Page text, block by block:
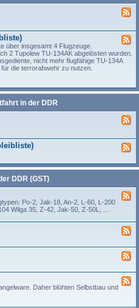
über insgesamt 4 Flugzeuge.
2 Tupolew TU-134AK abgelösten wurden.
nicht mehr flugfähige TU-134A
die terrorabwehr zu nutzen.
in der DDR
DDR (GST)
Po-2, Jak-18, An-2, L-60, L-200
Wilga 35, Z-42, Jak-50, Z-50L, ...
Daher blühten Selbstbau und